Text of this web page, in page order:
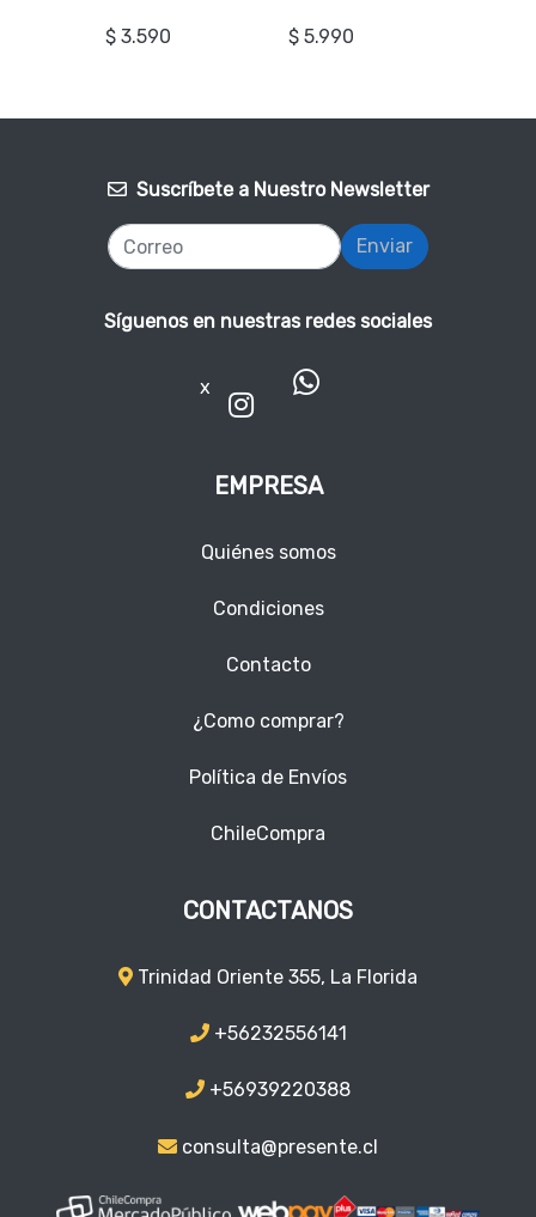
$ 3.590 $ 5.990
Suscríbete a Nuestro Newsletter
Enviar
Síguenos en nuestras redes sociales
x
EMPRESA
Quiénes somos
Condiciones
Contacto
¿Como comprar?
Política de Envíos
ChileCompra
CONTACTANOS
Trinidad Oriente 355, La Florida
+56232556141
+56939220388
consulta@presente.cl